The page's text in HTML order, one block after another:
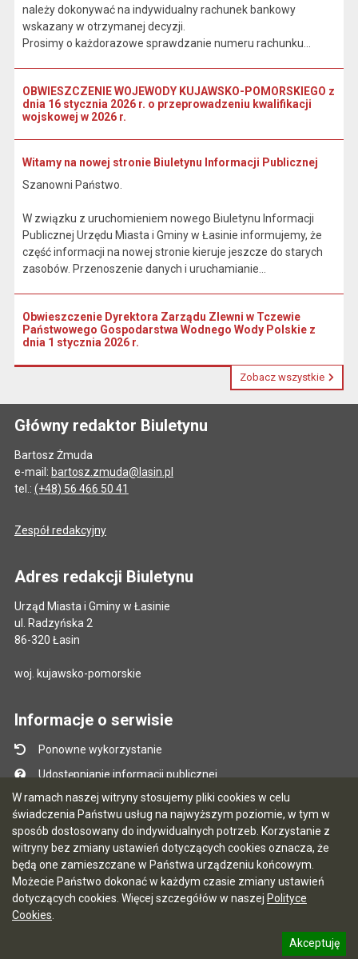
W ramach naszej witryny stosujemy pliki cookies w celu
świadczenia Państwu usług na najwyższym poziomie, w tym w
sposób dostosowany do indywidualnych potrzeb. Korzystanie z
witryny bez zmiany ustawień dotyczących cookies oznacza, że
będą one zamieszczane w Państwa urządzeniu końcowym.
Możecie Państwo dokonać w każdym czasie zmiany ustawień
dotyczących cookies. Więcej szczegółów w naszej Polityce
Cookies
Akceptuję
należy dokonywać na indywidualny rachunek bankowy
wskazany w otrzymanej decyzji.
Prosimy o każdorazowe sprawdzanie numeru rachunku...
OBWIESZCZENIE WOJEWODY KUJAWSKO-POMORSKIEGO z
dnia 16 stycznia 2026 r. o przeprowadzeniu kwalifikacji
wojskowej w 2026 r.
Witamy na nowej stronie Biuletynu Informacji Publicznej
Szanowni Państwo.
W związku z uruchomieniem nowego Biuletynu Informacji
Publicznej Urzędu Miasta i Gminy w Łasinie informujemy, że
część informacji na nowej stronie kieruje jeszcze do starych
zasobów. Przenoszenie danych i uruchamianie...
Obwieszczenie Dyrektora Zarządu Zlewni w Tczewie
Państwowego Gospodarstwa Wodnego Wody Polskie z
dnia 1 stycznia 2026 r.
Zobacz wszystkie
Główny redaktor Biuletynu
Bartosz Żmuda
e-mail: bartosz.zmuda@lasin.pl
tel.: (+48) 56 466 50 41
Zespół redakcyjny
Adres redakcji Biuletynu
Urząd Miasta i Gminy w Łasinie
ul. Radzyńska 2
86-320 Łasin
woj. kujawsko-pomorskie
Informacje o serwisie
Ponowne wykorzystanie
Udostępnianie informacji publicznej
Mapa serwisu
Instrukcja obsługi
Statystyki oglądalności
Ostatnia aktualizacja BIP: 03.08.2026 13:09
CMS i hosting: Logonet Sp. z o.o. w Bydgoszczy